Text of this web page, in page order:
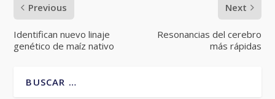
Previous
Identifican nuevo linaje
genético de maíz nativo
Next
Resonancias del cerebro
más rápidas